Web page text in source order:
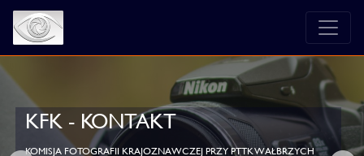
KFK - KONTAKT
KOMISJA FOTOGRAFII KRAJOZNAWCZEJ PRZY PTTK WAŁBRZYCH